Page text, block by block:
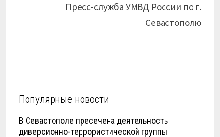
Пресс-служба УМВД России по г.
Севастополю
Популярные новости
В Севастополе пресечена деятельность
диверсионно-террористической группы